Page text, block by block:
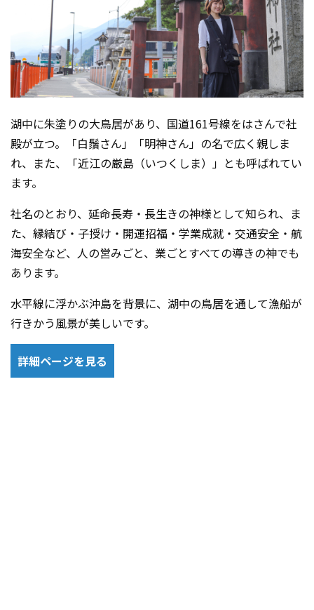
湖中に朱塗りの大鳥居があり、国道161号線をはさんで社
殿が立つ。「白鬚さん」「明神さん」の名で広く親しま
れ、また、「近江の厳島（いつくしま）」とも呼ばれてい
ます。
社名のとおり、延命長寿・長生きの神様として知られ、ま
た、縁結び・子授け・開運招福・学業成就・交通安全・航
海安全など、人の営みごと、業ごとすべての導きの神でも
あります。
水平線に浮かぶ沖島を背景に、湖中の鳥居を通して漁船が
行きかう風景が美しいです。
詳細ページを見る